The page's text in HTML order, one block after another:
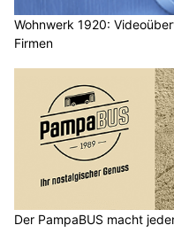
Wohnwerk 1920:
Firmen
Der PampaBUS macht